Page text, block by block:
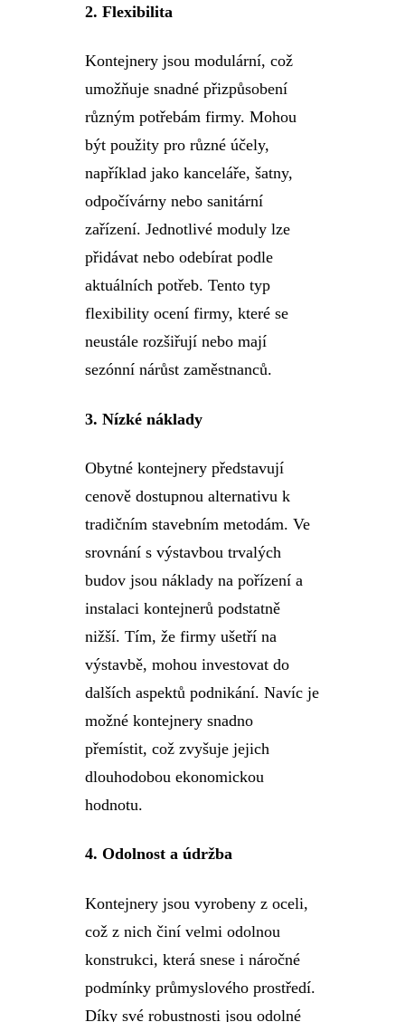
2.Flexibilita
Kontejnery jsou modulární, což
umožňuje snadné přizpůsobení
různým potřebám firmy. Mohou
být použity pro různé účely,
například jako kanceláře, šatny,
odpočívárny nebo sanitární
zařízení. Jednotlivé moduly lze
přidávat nebo odebírat podle
aktuálních potřeb. Tento typ
flexibility ocení firmy, které se
neustále rozšiřují nebo mají
sezónní nárůst zaměstnanců.
3.Nízké náklady
Obytné kontejnery představují
cenově dostupnou alternativu k
tradičním stavebním metodám. Ve
srovnání s výstavbou trvalých
budov jsou náklady na pořízení a
instalaci kontejnerů podstatně
nižší. Tím, že firmy ušetří na
výstavbě, mohou investovat do
dalších aspektů podnikání. Navíc je
možné kontejnery snadno
přemístit, což zvyšuje jejich
dlouhodobou ekonomickou
hodnotu.
4.Odolnost a údržba
Kontejnery jsou vyrobeny z oceli,
což z nich činí velmi odolnou
konstrukci, která snese i náročné
podmínky průmyslového prostředí.
Díky své robustnosti jsou odolné